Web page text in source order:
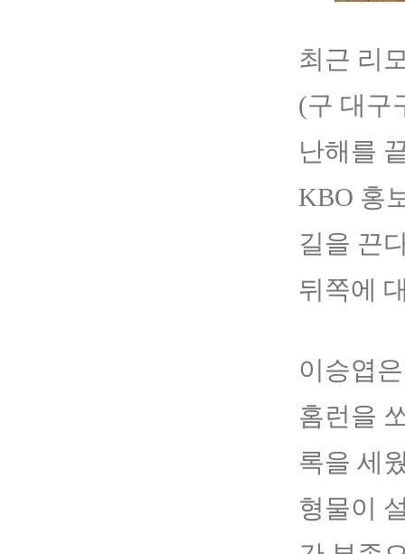
최근 리
(구 대구
난해를
KBO 홍
길을 끈
뒤쪽에
이승엽
홈런을
록을 세
형물이